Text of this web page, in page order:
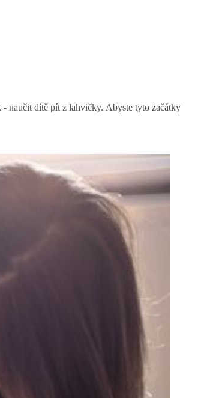
naučit dítě pít z lahvičky. Abyste tyto začátky